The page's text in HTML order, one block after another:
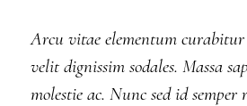
Arcu vitae elementum
velit dignissim sodales. Massa
molestie ac. Nunc sed id